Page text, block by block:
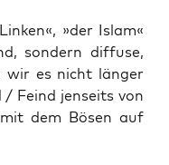
»der Islam«
son­dern dif­fu­se,
wir es nicht län­ger
Feind jen­seits von
dem Bösen auf